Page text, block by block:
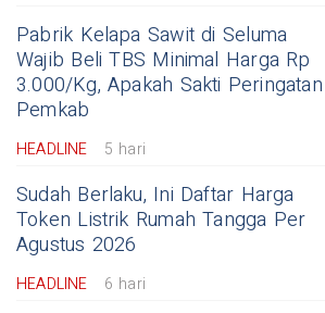
Pabrik Kelapa Sawit di Seluma
Wajib Beli TBS Minimal Harga Rp
3.000/Kg, Apakah Sakti Peringatan
Pemkab
HEADLINE 5 hari
Sudah Berlaku, Ini Daftar Harga
Token Listrik Rumah Tangga Per
Agustus 2026
HEADLINE 6 hari